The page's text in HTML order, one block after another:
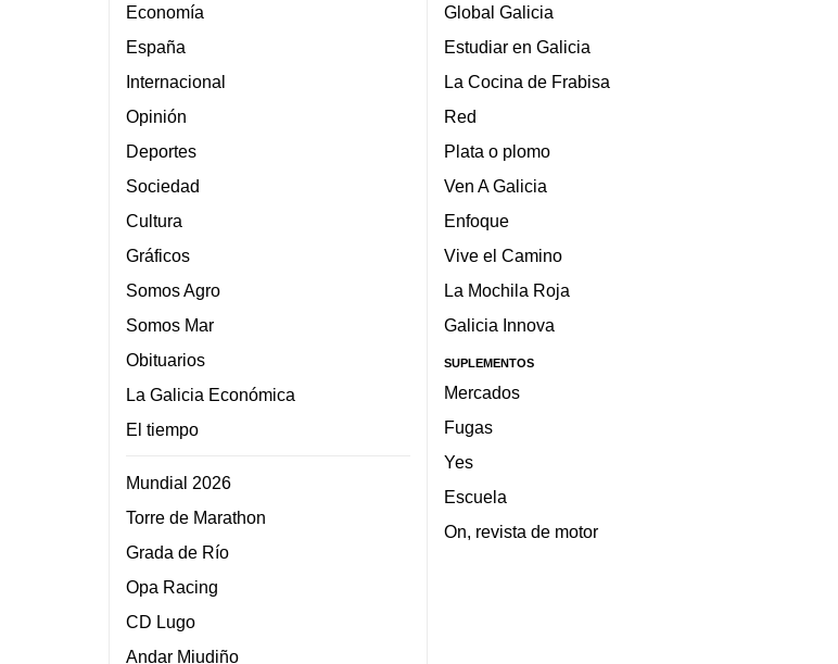
Economía
España
Internacional
Opinión
Deportes
Sociedad
Cultura
Gráficos
Somos Agro
Somos Mar
Obituarios
La Galicia Económica
El tiempo
Mundial 2026
Torre de Marathon
Grada de Río
Opa Racing
CD Lugo
Andar Miudiño
Global Galicia
Estudiar en Galicia
La Cocina de Frabisa
Red
Plata o plomo
Ven A Galicia
Enfoque
Vive el Camino
La Mochila Roja
Galicia Innova
SUPLEMENTOS
Mercados
Fugas
Yes
Escuela
On, revista de motor